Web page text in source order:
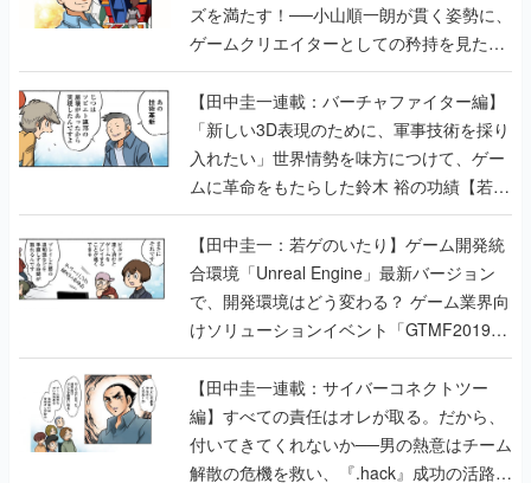
ズを満たす！──小山順一朗が貫く姿勢に、
ゲームクリエイターとしての矜持を見た
【若ゲのいたり最終回】
【田中圭一連載：バーチャファイター編】
「新しい3D表現のために、軍事技術を採り
入れたい」世界情勢を味方につけて、ゲー
ムに革命をもたらした鈴木 裕の功績【若ゲ
のいたり】
【田中圭一：若ゲのいたり】ゲーム開発統
合環境「Unreal Engine」最新バージョン
で、開発環境はどう変わる？ ゲーム業界向
けソリューションイベント「GTMF2019」
に行って、より理解を深めよう【PR】
【田中圭一連載：サイバーコネクトツー
編】すべての責任はオレが取る。だから、
付いてきてくれないか──男の熱意はチーム
解散の危機を救い、『.hack』成功の活路を